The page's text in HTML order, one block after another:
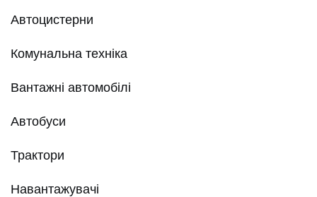
Автоцистерни
Комунальна техніка
Вантажні автомобілі
Автобуси
Трактори
Навантажувачі